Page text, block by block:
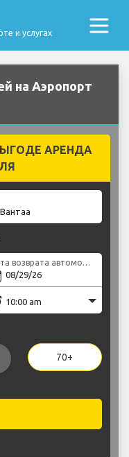
и услугах
на Аэропорт
АРЕНДА
Дата возврата автомобиля
70+